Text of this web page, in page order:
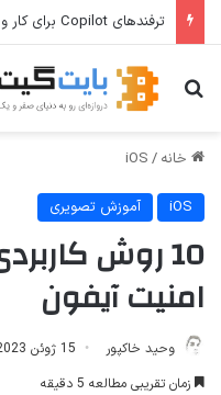
ترفندهای Copilot برای کار و افزایش بهره‌وری
جستجو برای
خانه /
iOS
iOS آموزش تصویری
10 روش
امنیت آیفون
وحید خاکپور 15 ژوئن 2023
زمان تقریبی مطالعه 5 دقیقه